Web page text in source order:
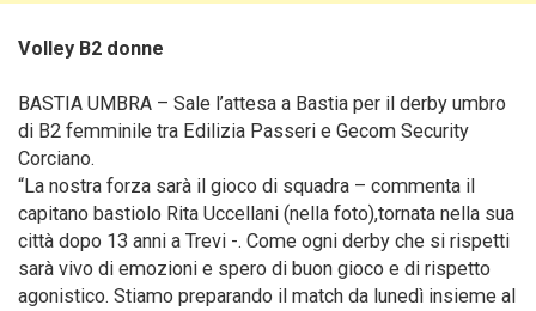
Volley B2 donne
BASTIA UMBRA – Sale l’attesa a Bastia per il derby umbro
di B2 femminile tra Edilizia Passeri e Gecom Security
Corciano.
“La nostra forza sarà il gioco di squadra – commenta il
capitano bastiolo Rita Uccellani (nella foto),tornata nella sua
città dopo 13 anni a Trevi -. Come ogni derby che si rispetti
sarà vivo di emozioni e spero di buon gioco e di rispetto
agonistico. Stiamo preparando il match da lunedì insieme al